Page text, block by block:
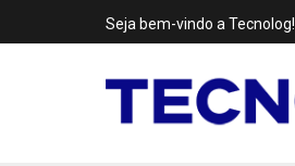
Seja bem-vindo a Tecnolog!